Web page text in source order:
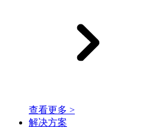
查看更多 >
解决方案